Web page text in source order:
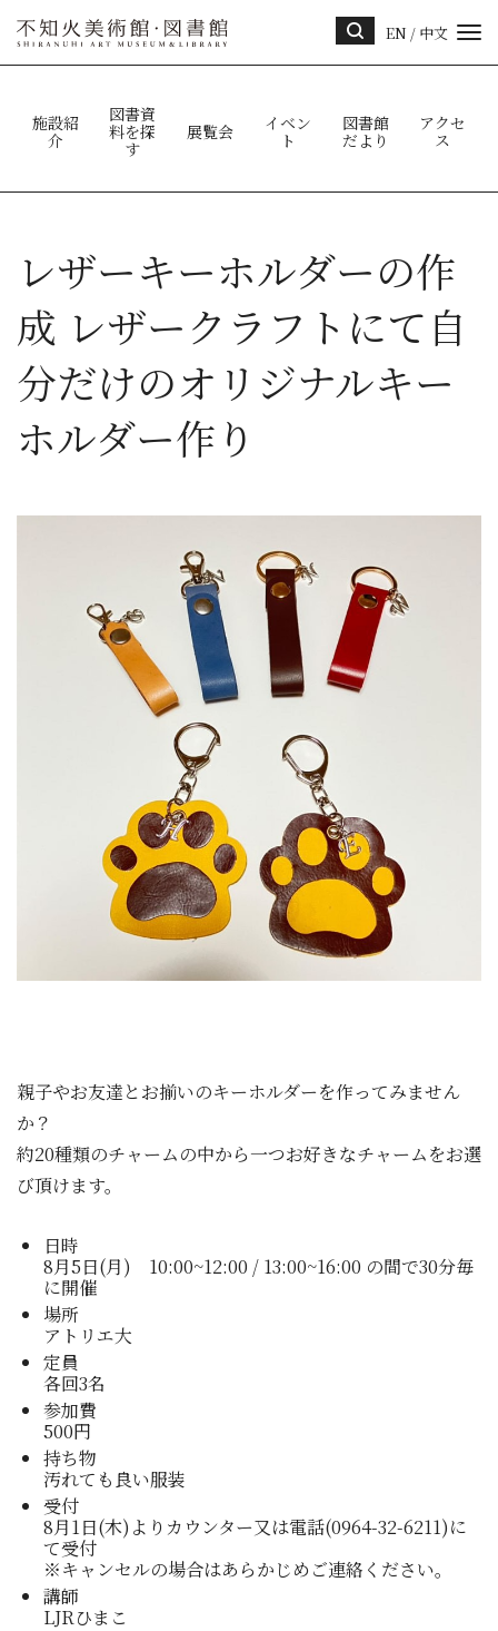
ト内
EN / 中文
施設紹
介
図書資
料を探
す
展覧会
イベン
ト
図書館
だより
アクセ
ス
レザーキーホルダーの作
成 レザークラフトにて自
分だけのオリジナルキー
ホルダー作り
親子やお友達とお揃いのキーホルダーを作ってみません
か？
約20種類のチャームの中から一つお好きなチャームをお選
び頂けます。
日時
8月5日(月) 10:00~12:00 / 13:00~16:00 の間で30分毎
に開催
場所
アトリエ大
定員
各回3名
参加費
500円
持ち物
汚れても良い服装
受付
8月1日(木)よりカウンター又は電話(0964-32-6211)に
て受付
※キャンセルの場合はあらかじめご連絡ください。
講師
LJRひまこ